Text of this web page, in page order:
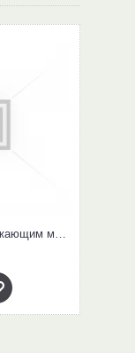
Знакомлюсь с окружающим миром: для детей 3-4 лет. Ч. 1